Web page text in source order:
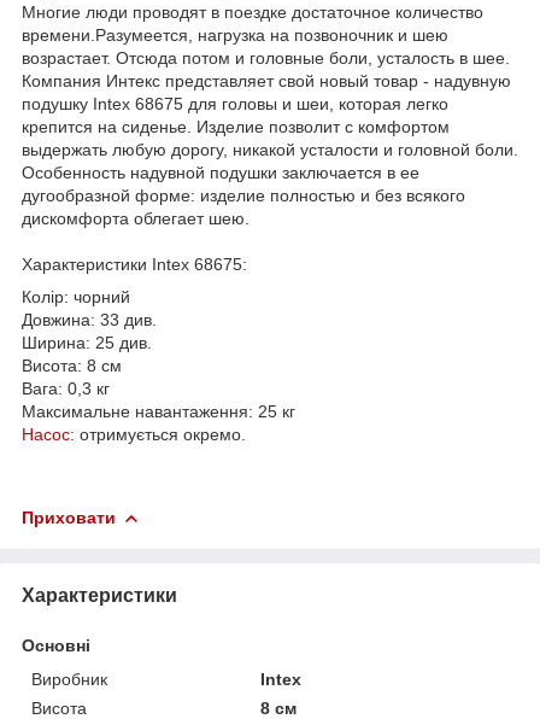
Многие люди проводят в поездке достаточное количество
времени.Разумеется, нагрузка на позвоночник и шею
возрастает. Отсюда потом и головные боли, усталость в шее.
Компания Интекс представляет свой новый товар - надувную
подушку Intex 68675 для головы и шеи, которая легко
крепится на сиденье. Изделие позволит с комфортом
выдержать любую дорогу, никакой усталости и головной боли.
Особенность надувной подушки заключается в ее
дугообразной форме: изделие полностью и без всякого
дискомфорта облегает шею.
Характеристики Intex 68675:
Колір: чорний
Довжина: 33 див.
Ширина: 25 див.
Висота: 8 см
Вага: 0,3 кг
Максимальне навантаження: 25 кг
Насос: отримується окремо.
Приховати
Характеристики
Основні
Виробник
Intex
Висота
8 см